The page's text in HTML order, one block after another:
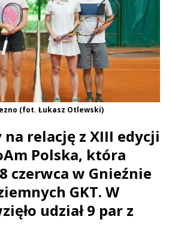
(fot. Łukasz Otlewski)
na relację z XIII edycji
Polska, która
czerwca w Gnieźnie
GKT. W
udział 9 par z